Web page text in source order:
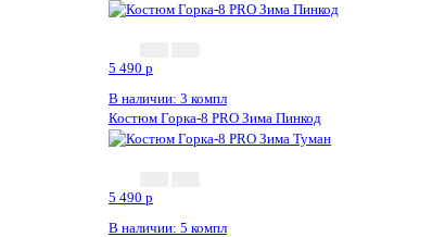
5 490 p
В наличии: 3 компл
Костюм Горка-8 PRO Зима Пинкод
5 490 p
В наличии: 5 компл